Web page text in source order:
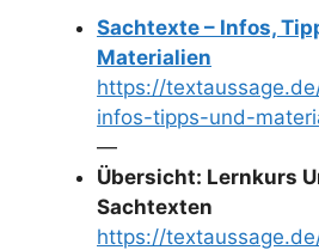
Sachtexte – Infos,
Materialien
https://
infos-tipps-und-
—
Übersicht: Lernkurs
Sachtexten
https://